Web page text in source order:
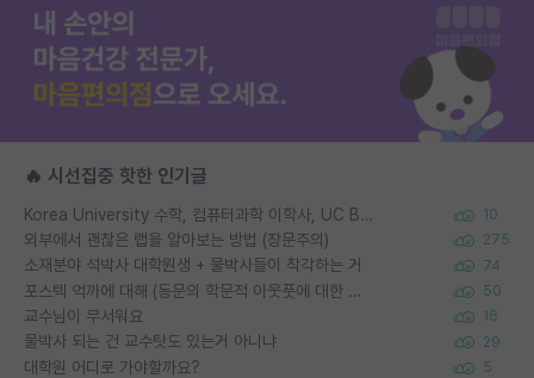
🔥 시선집중 핫한 인기글
Korea University 수학, 컴퓨터과학 이학사, UC Berkeley 산업공학 대학원 공학박사가 되는 것은 쉽지 않겠죠? 10
외부에서 괜찮은 랩을 알아보는 방법 (장문주의) 275
소재분야 석박사 대학원생 + 물박사들이 착각하는 거 74
포스텍 억까에 대해 (동문의 학문적 아웃풋에 대한 반박) 50
교수님이 무서워요 16
물박사 되는 건 교수탓도 있는거 아니냐 29
대학원 어디로 가야할까요? 5